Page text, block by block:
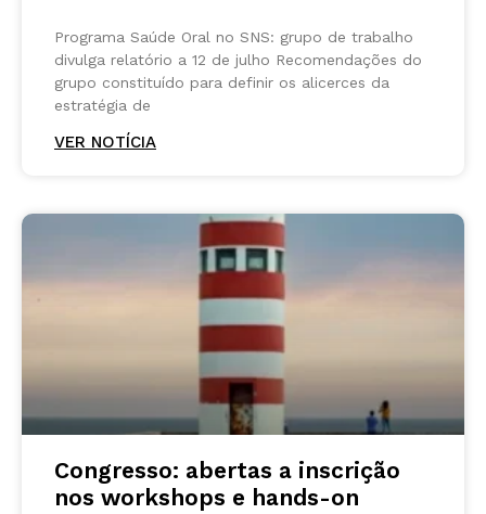
Programa Saúde Oral no SNS: grupo de trabalho
divulga relatório a 12 de julho Recomendações do
grupo constituído para definir os alicerces da
estratégia de
VER NOTÍCIA
Congresso: abertas a inscrição
nos workshops e hands-on